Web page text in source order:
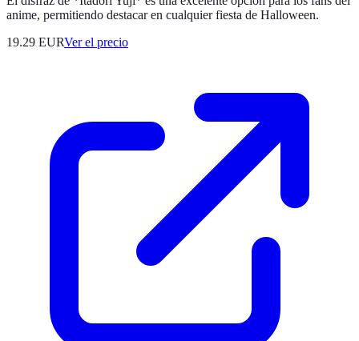
anime, permitiendo destacar en cualquier fiesta de Halloween.
19.29 EURVer el precio